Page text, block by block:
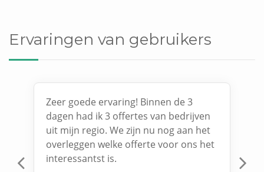
Ervaringen van gebruikers
Zeer goede ervaring! Binnen de 3
dagen had ik 3 offertes van bedrijven
uit mijn regio. We zijn nu nog aan het
overleggen welke offerte voor ons het
interessantst is.